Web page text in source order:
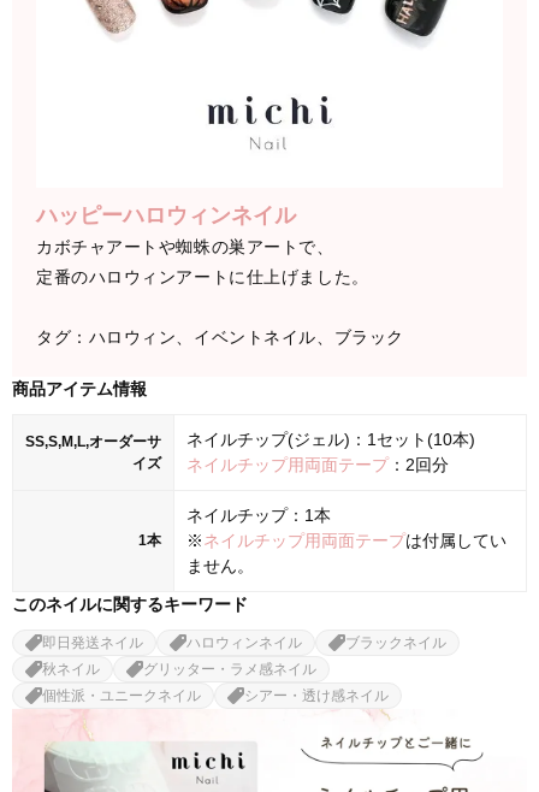
ハッピーハロウィンネイル
カボチャアートや蜘蛛の巣アートで、
定番のハロウィンアートに仕上げました。
タグ：ハロウィン、イベントネイル、ブラック
商品アイテム情報
SS,S,M,L,オーダーサ
イズ
ネイルチップ(ジェル)：1セット(10本)
ネイルチップ用両面テープ：2回分
1本
ネイルチップ：1本
※ネイルチップ用両面テープは付属してい
ません。
このネイルに関するキーワード
即日発送ネイル ハロウィンネイル
ブラックネイル
秋ネイル
グリッター・ラメ感ネイル
個性派・ユニークネイル
シアー・透け感ネイル